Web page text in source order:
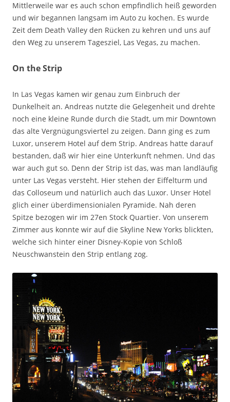
Mittlerweile war es auch schon empfindlich heiß geworden
und wir begannen langsam im Auto zu kochen. Es wurde
Zeit dem Death Valley den Rücken zu kehren und uns auf
den Weg zu unserem Tagesziel, Las Vegas, zu machen.
On the Strip
In Las Vegas kamen wir genau zum Einbruch der
Dunkelheit an. Andreas nutzte die Gelegenheit und drehte
noch eine kleine Runde durch die Stadt, um mir Downtown
das alte Vergnügungsviertel zu zeigen. Dann ging es zum
Luxor, unserem Hotel auf dem Strip. Andreas hatte darauf
bestanden, daß wir hier eine Unterkunft nehmen. Und das
war auch gut so. Denn der Strip ist das, was man landläufig
unter Las Vegas versteht. Hier stehen der Eiffelturm und
das Colloseum und natürlich auch das Luxor. Unser Hotel
glich einer überdimensionialen Pyramide. Nah deren
Spitze bezogen wir im 27en Stock Quartier. Von unserem
Zimmer aus konnte wir auf die Skyline New Yorks blickten,
welche sich hinter einer Disney-Kopie von Schloß
Neuschwanstein den Strip entlang zog.